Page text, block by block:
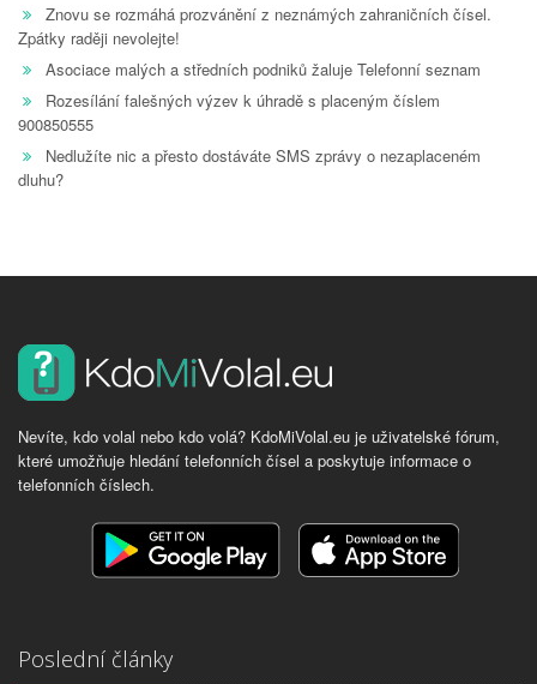
Znovu se rozmáhá prozvánění z neznámých zahraničních čísel.
Zpátky raději nevolejte!
Asociace malých a středních podniků žaluje Telefonní seznam
Rozesílání falešných výzev k úhradě s placeným číslem
900850555
Nedlužíte nic a přesto dostáváte SMS zprávy o nezaplaceném
dluhu?
Nevíte, kdo volal nebo kdo volá? KdoMiVolal.eu je uživatelské fórum,
které umožňuje hledání telefonních čísel a poskytuje informace o
telefonních číslech.
Poslední články